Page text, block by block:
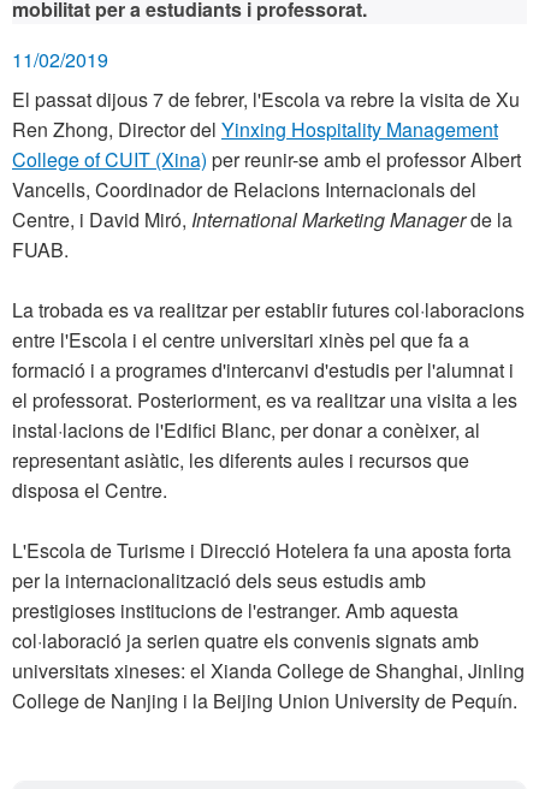
mobilitat per a estudiants i professorat.
11/02/2019
El passat dijous 7 de febrer, l'Escola va rebre la visita de Xu
Ren Zhong, Director del Yinxing Hospitality Management
College of CUIT (Xina) per reunir-se amb el professor Albert
Vancells, Coordinador de Relacions Internacionals del
Centre, i David Miró, International Marketing Managerde la
FUAB.
La trobada es va realitzar per establir futures col·laboracions
entre l'Escola i el centre universitari xinès pel que fa a
formació i a programes d'intercanvi d'estudis per l'alumnat i
el professorat. Posteriorment, es va realitzar una visita a les
instal·lacions de l'Edifici Blanc, per donar a conèixer, al
representant asiàtic, les diferents aules i recursos que
disposa el Centre.
L'Escola de Turisme i Direcció Hotelera fa una aposta forta
per la internacionalització dels seus estudis amb
prestigioses institucions de l'estranger. Amb aquesta
col·laboració ja serien quatre els convenis signats amb
universitats xineses: el Xianda College de Shanghai, Jinling
College de Nanjing i la Beijing Union University de Pequín.